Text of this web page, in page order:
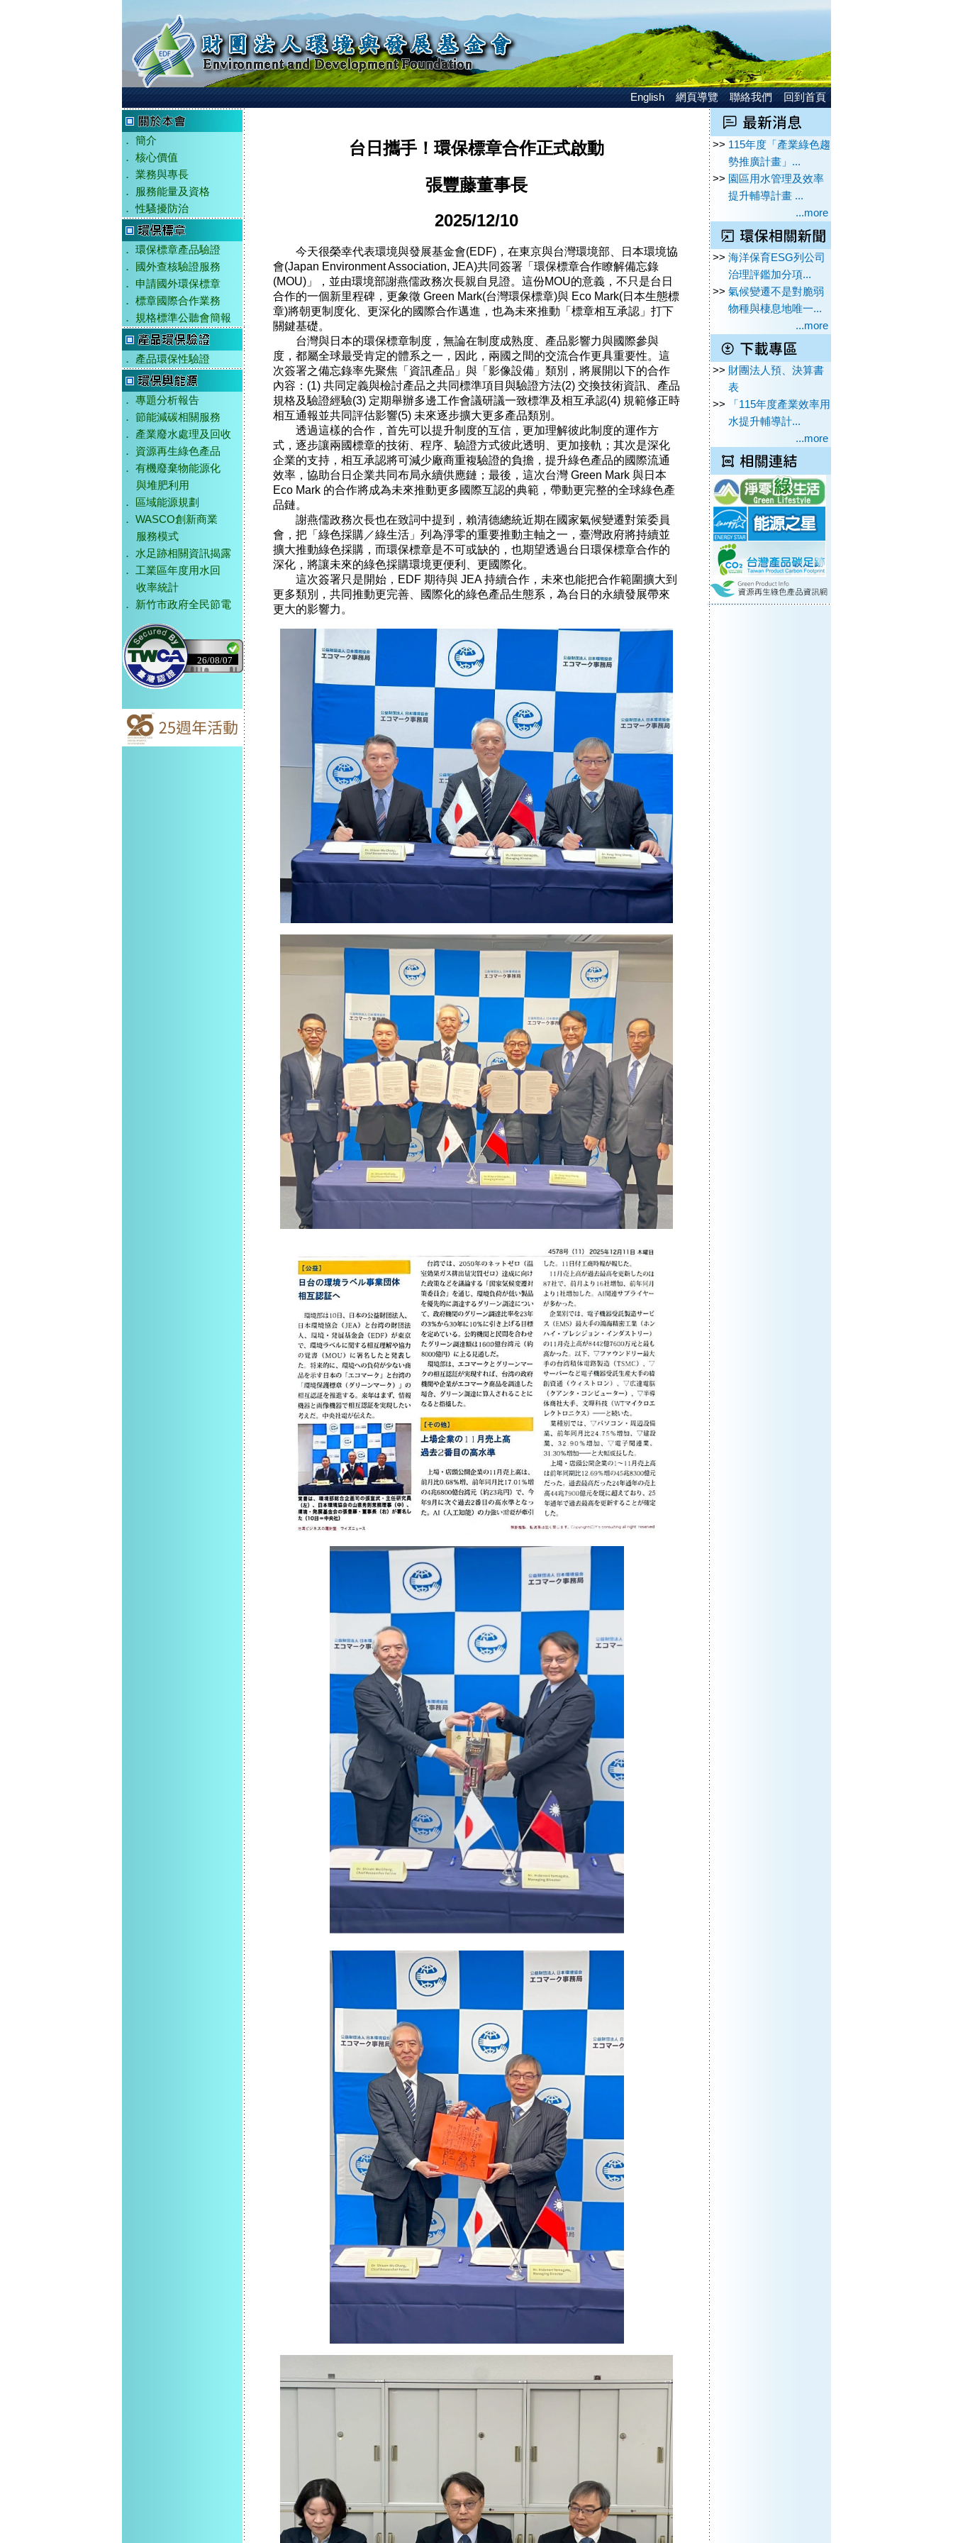
English 網頁導覽 聯絡我們 回到首頁
．
簡介
．
核心價值
．
業務與專長
．
服務能量及資格
．
性騷擾防治
．
環保標章產品驗證
．
國外查核驗證服務
．
申請國外環保標章
．
標章國際合作業務
．
規格標準公聽會簡報
． 產品環保性驗證
．
專題分析報告
．
節能減碳相關服務
．
產業廢水處理及回收
．
資源再生綠色產品
．
有機廢棄物能源化
與堆肥利用
．
區域能源規劃
．
WASCO創新商業
服務模式
．
水足跡相關資訊揭露
．
工業區年度用水回
收率統計
．
新竹市政府全民節電
26/08/07
台日攜手！環保標章合作正式啟動
張豐藤董事長
2025/12/10
今天很榮幸代表環境與發展基金會(EDF)，在東京與台灣環境部、日本環境協
會(Japan Environment Association, JEA)共同簽署「環保標章合作瞭解備忘錄
(MOU)」，並由環境部謝燕儒政務次長親自見證。這份MOU的意義，不只是台日
合作的一個新里程碑，更象徵 Green Mark(台灣環保標章)與 Eco Mark(日本生態標
章)將朝更制度化、更深化的國際合作邁進，也為未來推動「標章相互承認」打下
關鍵基礎。
台灣與日本的環保標章制度，無論在制度成熟度、產品影響力與國際參與
度，都屬全球最受肯定的體系之一，因此，兩國之間的交流合作更具重要性。這
次簽署之備忘錄率先聚焦「資訊產品」與「影像設備」類別，將展開以下的合作
內容：(1) 共同定義與檢討產品之共同標準項目與驗證方法(2) 交換技術資訊、產品
規格及驗證經驗(3) 定期舉辦多邊工作會議研議一致標準及相互承認(4) 規範修正時
相互通報並共同評估影響(5) 未來逐步擴大更多產品類別。
透過這樣的合作，首先可以提升制度的互信，更加理解彼此制度的運作方
式，逐步讓兩國標章的技術、程序、驗證方式彼此透明、更加接軌；其次是深化
企業的支持，相互承認將可減少廠商重複驗證的負擔，提升綠色產品的國際流通
效率，協助台日企業共同布局永續供應鏈；最後，這次台灣 Green Mark 與日本
Eco Mark 的合作將成為未來推動更多國際互認的典範，帶動更完整的全球綠色產
品鏈。
謝燕儒政務次長也在致詞中提到，賴清德總統近期在國家氣候變遷對策委員
會，把「綠色採購／綠生活」列為淨零的重要推動主軸之一，臺灣政府將持續並
擴大推動綠色採購，而環保標章是不可或缺的，也期望透過台日環保標章合作的
深化，將讓未來的綠色採購環境更便利、更國際化。
這次簽署只是開始，EDF 期待與 JEA 持續合作，未來也能把合作範圍擴大到
更多類別，共同推動更完善、國際化的綠色產品生態系，為台日的永續發展帶來
更大的影響力。
>> 115年度「產業綠色趨
勢推廣計畫」...
>> 園區用水管理及效率
提升輔導計畫 ...
...more
>> 海洋保育ESG列公司
治理評鑑加分項...
>> 氣候變遷不是對脆弱
物種與棲息地唯一...
...more
>> 財團法人預、決算書
表
>>
「115年度產業效率用
水提升輔導計...
...more